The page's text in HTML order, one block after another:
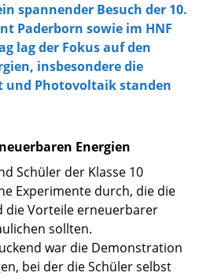
spannender Besuch der 10.
Paderborn sowie im HNF
lag der Fokus auf den
insbesondere die
und Photovoltaik standen
Energien
Schüler der Klasse 10
Experimente durch, die die
die Vorteile erneuerbarer
sollten.
war die Demonstration
bei der die Schüler selbst